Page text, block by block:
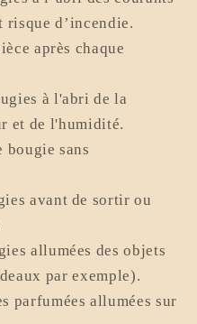
d’incendie.
après chaque
à l'abri de la
et de l'humidité.
bougie sans
avant de sortir ou
allumées des objets
par exemple).
parfumées allumées sur